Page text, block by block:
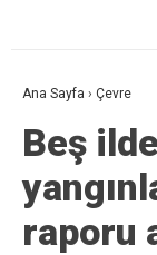
Ana Sayfa › Çevre
Beş
raporu